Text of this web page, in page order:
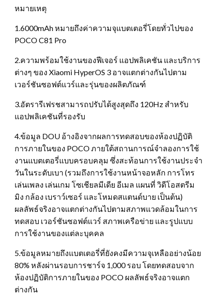
หมายเหตุ
1.6000mAh หมายถึงค่าความจุแบตเตอรี่โดยทั่วไปของ
POCO C81 Pro
2.ความพร้อมใช้งานของฟีเจอร์ แอปพลิเคชัน และบริการ
ต่างๆ ของ Xiaomi HyperOS 3 อาจแตกต่างกันไปตาม
เวอร์ชันซอฟต์แวร์และรุ่นของผลิตภัณฑ์
3.อัตรารีเฟรชสามารถปรับได้สูงสุดถึง 120Hz สำหรับ
แอปพลิเคชันที่รองรับ
4.ข้อมูล DOU อ้างอิงจากผลการทดสอบของห้องปฏิบัติ
การภายในของ POCO ภายใต้สถานการณ์จำลองการใช้
งานแบตเตอรี่แบบครอบคลุม ซึ่งสะท้อนการใช้งานประจำ
วันในระดับเบา (รวมถึงการใช้งานหน้าจอหลัก การโทร
เล่นเพลง เล่นเกม โซเชียลมีเดีย อีเมล แผนที่ วิดีโอสตรีม
มิง กล้อง เบราว์เซอร์ และโหมดสแตนด์บาย เป็นต้น)
ผลลัพธ์จริงอาจแตกต่างกันไปตามสภาพแวดล้อมในการ
ทดสอบ เวอร์ชันซอฟต์แวร์ สภาพเครือข่าย และรูปแบบ
การใช้งานของแต่ละบุคคล
5.ข้อมูลหมายถึงแบตเตอรี่ที่ยังคงมีความจุเหลืออย่างน้อย
80% หลังผ่านรอบการชาร์จ 1,000 รอบ โดยทดสอบจาก
ห้องปฏิบัติการภายในของ POCO ผลลัพธ์จริงอาจแตก
ต่างกัน